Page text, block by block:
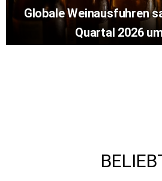
Globale Weinausfuhren
Quartal 2026